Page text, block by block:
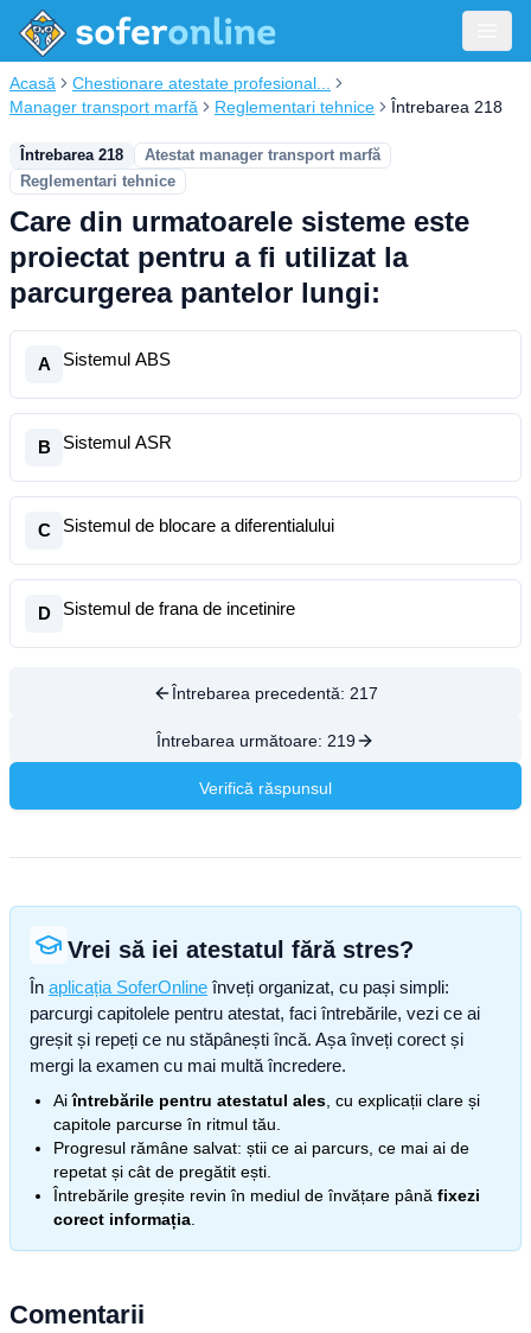
Acasă
Chestionare atestate profesional...
Manager transport marfă
Reglementari tehnice Întrebarea 218
Întrebarea 218
Atestat manager transport marfă
Reglementari tehnice
Care din urmatoarele sisteme este
proiectat pentru a fi utilizat la
parcurgerea pantelor lungi:
A Sistemul ABS
B Sistemul ASR
C Sistemul de blocare a diferentialului
D Sistemul de frana de incetinire
Întrebarea precedentă: 217
Întrebarea următoare: 219
Verifică răspunsul
Vrei să iei atestatul fără stres?
În aplicația SoferOnline înveți organizat, cu pași simpli:
parcurgi capitolele pentru atestat, faci întrebările, vezi ce ai
greșit și repeți ce nu stăpânești încă. Așa înveți corect și
mergi la examen cu mai multă încredere.
Aiîntrebările pentru atestatul ales , cu explicații clare și
capitole parcurse în ritmul tău.
Progresul rămâne salvat: știi ce ai parcurs, ce mai ai de
repetat și cât de pregătit ești.
Întrebările greșite revin în mediul de învățare până fixezi
corect informația
Comentarii